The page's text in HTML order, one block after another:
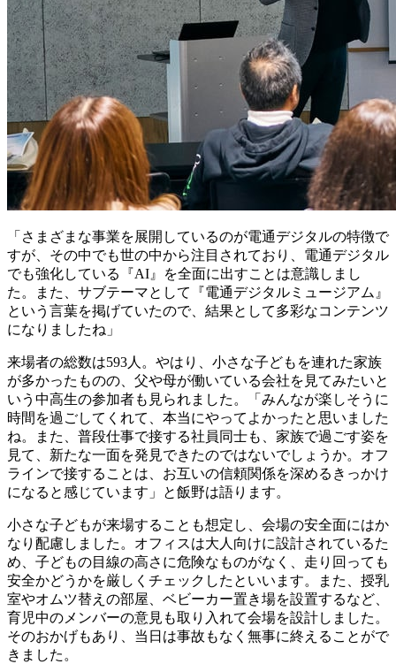
「さまざまな事業を展開しているのが電通デジタルの特徴で
すが、その中でも世の中から注目されており、電通デジタル
でも強化している『AI』を全面に出すことは意識しまし
た。また、サブテーマとして『電通デジタルミュージアム』
という言葉を掲げていたので、結果として多彩なコンテンツ
になりましたね」
来場者の総数は593人。やはり、小さな子どもを連れた家族
が多かったものの、父や母が働いている会社を見てみたいと
いう中高生の参加者も見られました。「みんなが楽しそうに
時間を過ごしてくれて、本当にやってよかったと思いました
ね。また、普段仕事で接する社員同士も、家族で過ごす姿を
見て、新たな一面を発見できたのではないでしょうか。オフ
ラインで接することは、お互いの信頼関係を深めるきっかけ
になると感じています」と飯野は語ります。
小さな子どもが来場することも想定し、会場の安全面にはか
なり配慮しました。オフィスは大人向けに設計されているた
め、子どもの目線の高さに危険なものがなく、走り回っても
安全かどうかを厳しくチェックしたといいます。また、授乳
室やオムツ替えの部屋、ベビーカー置き場を設置するなど、
育児中のメンバーの意見も取り入れて会場を設計しました。
そのおかげもあり、当日は事故もなく無事に終えることがで
きました。